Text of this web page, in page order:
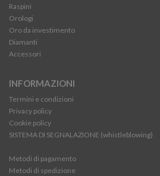
Raspini
Orologi
Oro da investimento
Diamanti
Accessori
INFORMAZIONI
Termini e condizioni
Privacy policy
Cookie policy
SISTEMA DI SEGNALAZIONE (whistleblowing)
Metodi di pagamento
Metodi di spedizione